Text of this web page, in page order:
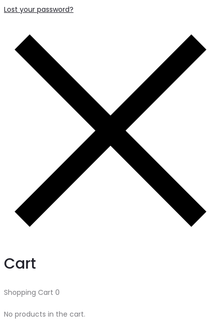
Lost your password?
Cart
Shopping Cart 0
No products in the cart.